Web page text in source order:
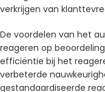
verkrijgen van
De voordelen van het
reageren op
efficiëntie bij het
verbeterde
gestandaardiseerde